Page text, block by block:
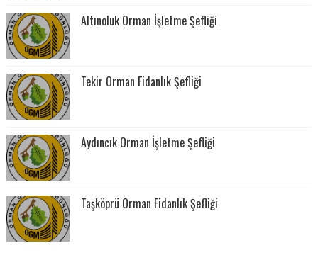
Altınoluk Orman İşletme Şefliği
Tekir Orman Fidanlık Şefliği
Aydıncık Orman İşletme Şefliği
Taşköprü Orman Fidanlık Şefliği